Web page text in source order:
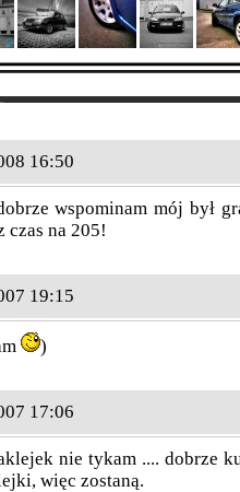
16:50
wspominam mój był
czas na 205!
19:15
)
17:06
nie tykam .... dobrze
więc zostaną.